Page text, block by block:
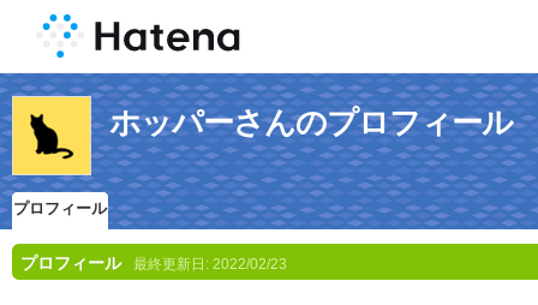
ホッパーさんのプロフィール
プロフィール
プロフィール 最終更新日: 2022/02/23